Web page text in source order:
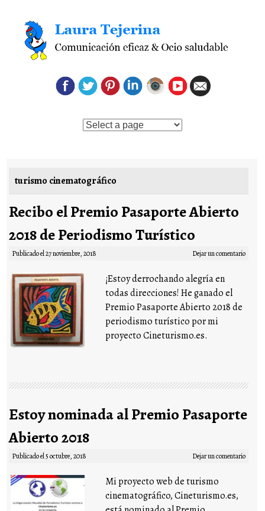
Saltar al contenido
turismo cinematográfico
Recibo el Premio Pasaporte Abierto
2018 de Periodismo Turístico
Publicado el27 noviembre, 2018 Dejar un comentario
¡Estoy derrochando alegría en
todas direcciones! He ganado el
Premio Pasaporte Abierto 2018 de
periodismo turístico por mi
proyecto Cineturismo.es.
Estoy nominada al Premio Pasaporte
Abierto 2018
Publicado el5 octubre, 2018 Dejar un comentario
Mi proyecto web de turismo
cinematográfico, Cineturismo.es,